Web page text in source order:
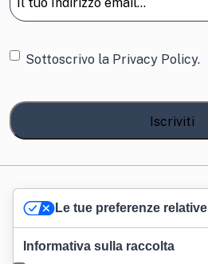
Consenso
Sottoscrivo la Privacy Policy.
Lab Evo S.r.l. – Via Francesco
12177540965 -
Le tue preferenze
Informativa sulla raccolta